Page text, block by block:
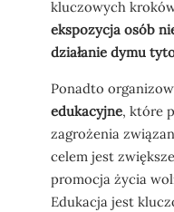
kluczowych
ekspozycja osób
działanie dymu
Ponadto
edukacyjne, które
zagrożenia
celem jest
promocja życia
Edukacja jest